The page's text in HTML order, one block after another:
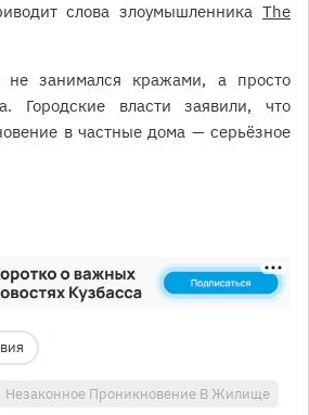
слова злоумышленникаThe
занимался кражами, а просто
Городские власти заявили, что
в частные дома — серьёзное
Незаконное Проникновение В Жилище